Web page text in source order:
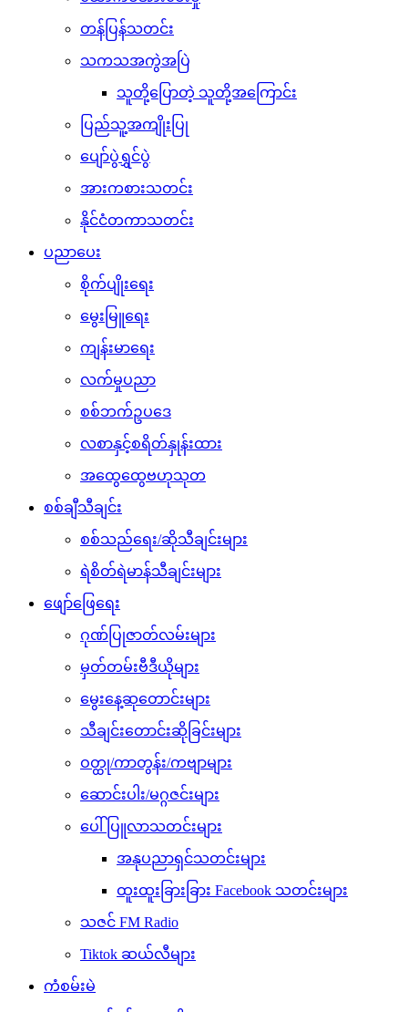
တန်ပြန်သတင်း
သကသအကွဲအပြဲ
သူတို့ပြောတဲ့ သူတို့အကြောင်း
ပြည်သူ့အကျိုးပြု
ပျော်ပွဲရွှင်ပွဲ
အားကစားသတင်း
နိုင်ငံတကာသတင်း
ပညာပေး
စိုက်ပျိုးရေး
မွေးမြူရေး
ကျန်းမာရေး
လက်မှုပညာ
စစ်ဘက်ဥပဒေ
လစာနှင့်စရိတ်နှုန်းထား
အထွေထွေဗဟုသုတ
စစ်ချီသီချင်း
စစ်သည်ရေး/ဆိုသီချင်းများ
ရဲစိတ်ရဲမာန်သီချင်းများ
ဖျော်ဖြေရေး
ဂုဏ်ပြုဇာတ်လမ်းများ
မှတ်တမ်းဗီဒီယိုများ
မွေးနေ့ဆုတောင်းများ
သီချင်းတောင်းဆိုခြင်းများ
ဝတ္ထု/ကာတွန်း/ကဗျာများ
ဆောင်းပါး/မဂ္ဂဇင်းများ
ပေါ်ပြူလာသတင်းများ
အနုပညာရှင်သတင်းများ
ထူးထူးခြားခြား Facebook သတင်းများ
သဇင် FM Radio
Tiktok ဆယ်လီများ
ကံစမ်းမဲ